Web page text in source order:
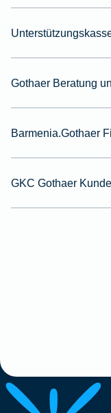
Gothaer Beratung
Barmenia.Gothaer
GKC Gothaer